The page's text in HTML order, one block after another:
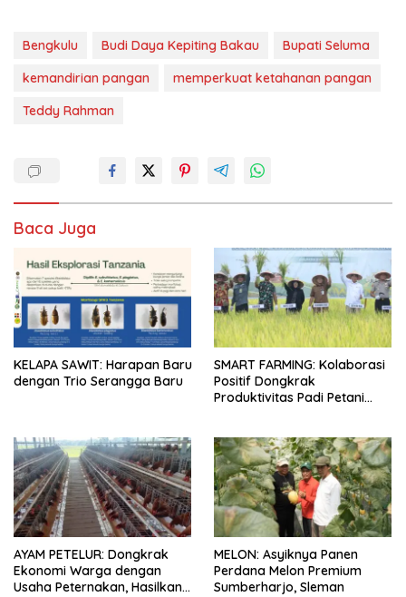
Bengkulu Budi Daya Kepiting Bakau
Bupati Seluma
kemandirian pangan
memperkuat ketahanan pangan
Teddy Rahman
Baca Juga
KELAPA SAWIT: Harapan Baru
dengan Trio Serangga Baru
SMART FARMING: Kolaborasi
Positif Dongkrak
Produktivitas Padi Petani
AYAM PETELUR: Dongkrak
Ekonomi Warga dengan
Usaha Peternakan, Hasilkan
MELON: Asyiknya Panen
Perdana Melon Premium
Sumberharjo, Sleman